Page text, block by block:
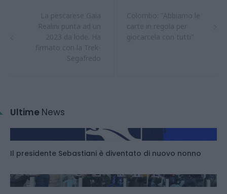
Ultime News
Il presidente Sebastiani è diventato di nuovo nonno